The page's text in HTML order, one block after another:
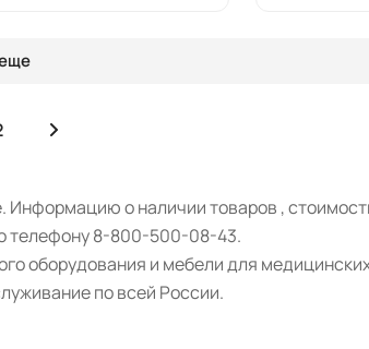
Информацию о наличии товаров ,
телефону 8-800-500-08-43.
оборудования и мебели для
по всей России.